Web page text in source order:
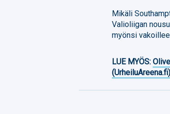
Mikäli
Valioliigan
myönsi
LUE MYÖS:
(UrheiluAreena.fi)